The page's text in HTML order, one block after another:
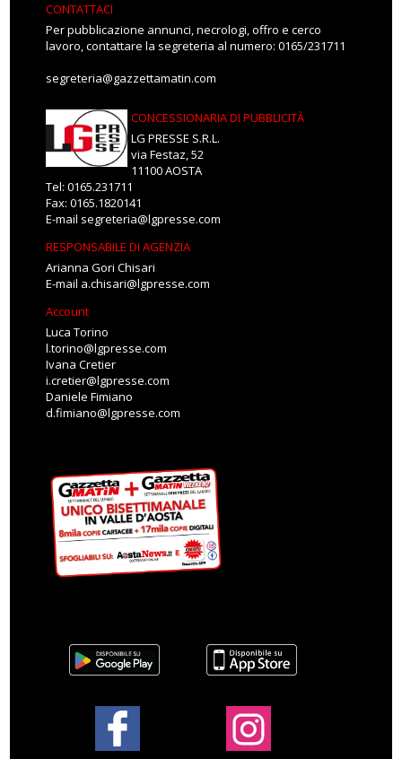
CONTATTACI
Per pubblicazione annunci, necrologi, offro e cerco
lavoro, contattare la segreteria al numero: 0165/231711
segreteria@gazzettamatin.com
CONCESSIONARIA DI PUBBLICITÀ
LG PRESSE S.R.L.
via Festaz, 52
11100 AOSTA
Tel: 0165.231711
Fax: 0165.1820141
E-mail segreteria@lgpresse.com
RESPONSABILE DI AGENZIA
Arianna Gori Chisari
E-mail a.chisari@lgpresse.com
Account
Luca Torino
l.torino@lgpresse.com
Ivana Cretier
i.cretier@lgpresse.com
Daniele Fimiano
d.fimiano@lgpresse.com